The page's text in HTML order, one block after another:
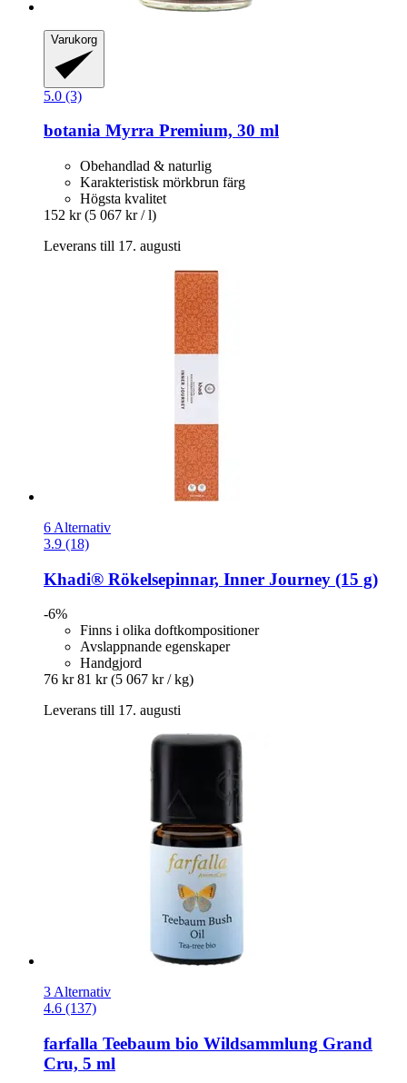
Varukorg
5.0 (3)
botania Myrra Premium, 30 ml
Obehandlad & naturlig
Karakteristisk mörkbrun färg
Högsta kvalitet
152 kr (5 067 kr / l)
Leverans till 17. augusti
6 Alternativ
3.9 (18)
Khadi® Rökelsepinnar, Inner Journey (15 g)
-6%
Finns i olika doftkompositioner
Avslappnande egenskaper
Handgjord
76 kr 81 kr (5 067 kr / kg)
Leverans till 17. augusti
3 Alternativ
4.6 (137)
farfalla Teebaum bio Wildsammlung Grand
Cru, 5 ml